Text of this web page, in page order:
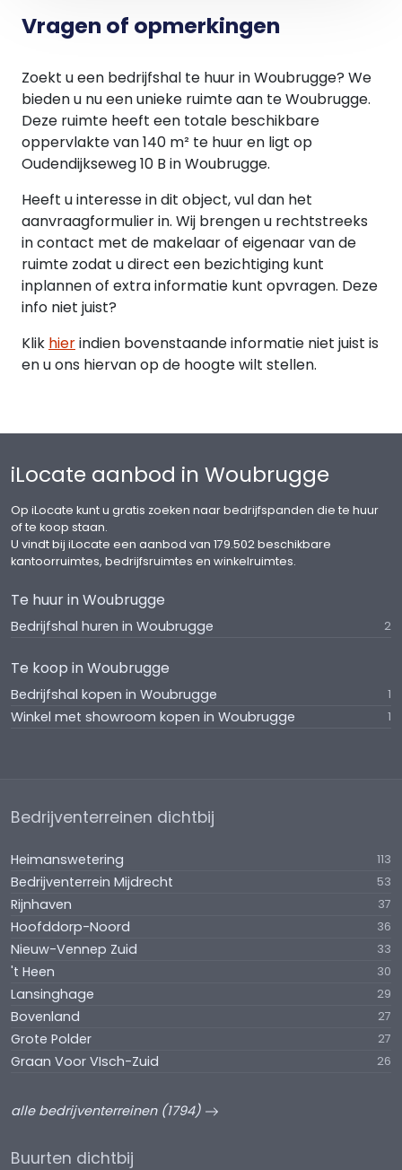
Vragen of opmerkingen
Zoekt u een bedrijfshal te huur in Woubrugge? We
bieden u nu een unieke ruimte aan te Woubrugge.
Deze ruimte heeft een totale beschikbare
oppervlakte van 140 m² te huur en ligt op
Oudendijkseweg 10 B in Woubrugge.
Heeft u interesse in dit object, vul dan het
aanvraagformulier in. Wij brengen u rechtstreeks
in contact met de makelaar of eigenaar van de
ruimte zodat u direct een bezichtiging kunt
inplannen of extra informatie kunt opvragen. Deze
info niet juist?
Klik hierindien bovenstaande informatie niet juist is
en u ons hiervan op de hoogte wilt stellen.
iLocate aanbod in Woubrugge
Op iLocate kunt u gratis zoeken naar bedrijfspanden die te huur
of te koop staan.
U vindt bij iLocate een aanbod van 179.502 beschikbare
kantoorruimtes, bedrijfsruimtes en winkelruimtes.
Te huur in Woubrugge
Bedrijfshal huren in Woubrugge 2
Te koop in Woubrugge
Bedrijfshal kopen in Woubrugge 1
Winkel met showroom kopen in Woubrugge 1
Bedrijventerreinen dichtbij
Heimanswetering 113
Bedrijventerrein Mijdrecht 53
Rijnhaven 37
Hoofddorp-Noord 36
Nieuw-Vennep Zuid 33
't Heen 30
Lansinghage 29
Bovenland 27
Grote Polder 27
Graan Voor VIsch-Zuid 26
alle bedrijventerreinen (1794)
Buurten dichtbij